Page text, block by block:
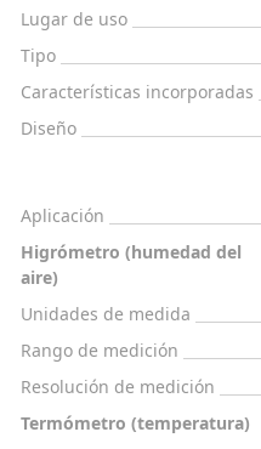
Lugar de uso
Tipo
Características incorporadas
Diseño
Aplicación
Higrómetro (humedad del
aire)
Unidades de medida
Rango de medición
Resolución de medición
Termómetro (temperatura)